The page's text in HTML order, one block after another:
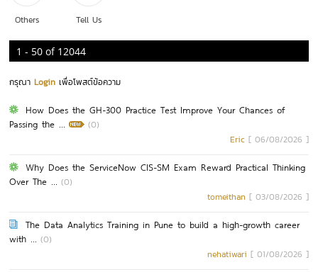
Others Tell Us
1 - 50 of 12044
กรุณาLogin เพื่อโพสต์ข้อความ
How Does the GH-300 Practice Test Improve Your Chances of
Passing the ...
(0)
Eric [ 06/08/2026 ]
Why Does the ServiceNow CIS-SM Exam Reward Practical Thinking
Over The ... (0)
tomeithan [ 03/08/2026 ]
The Data Analytics Training in Pune to build a high-growth career
with ... (0)
nehatiwari [ 01/08/2026 ]